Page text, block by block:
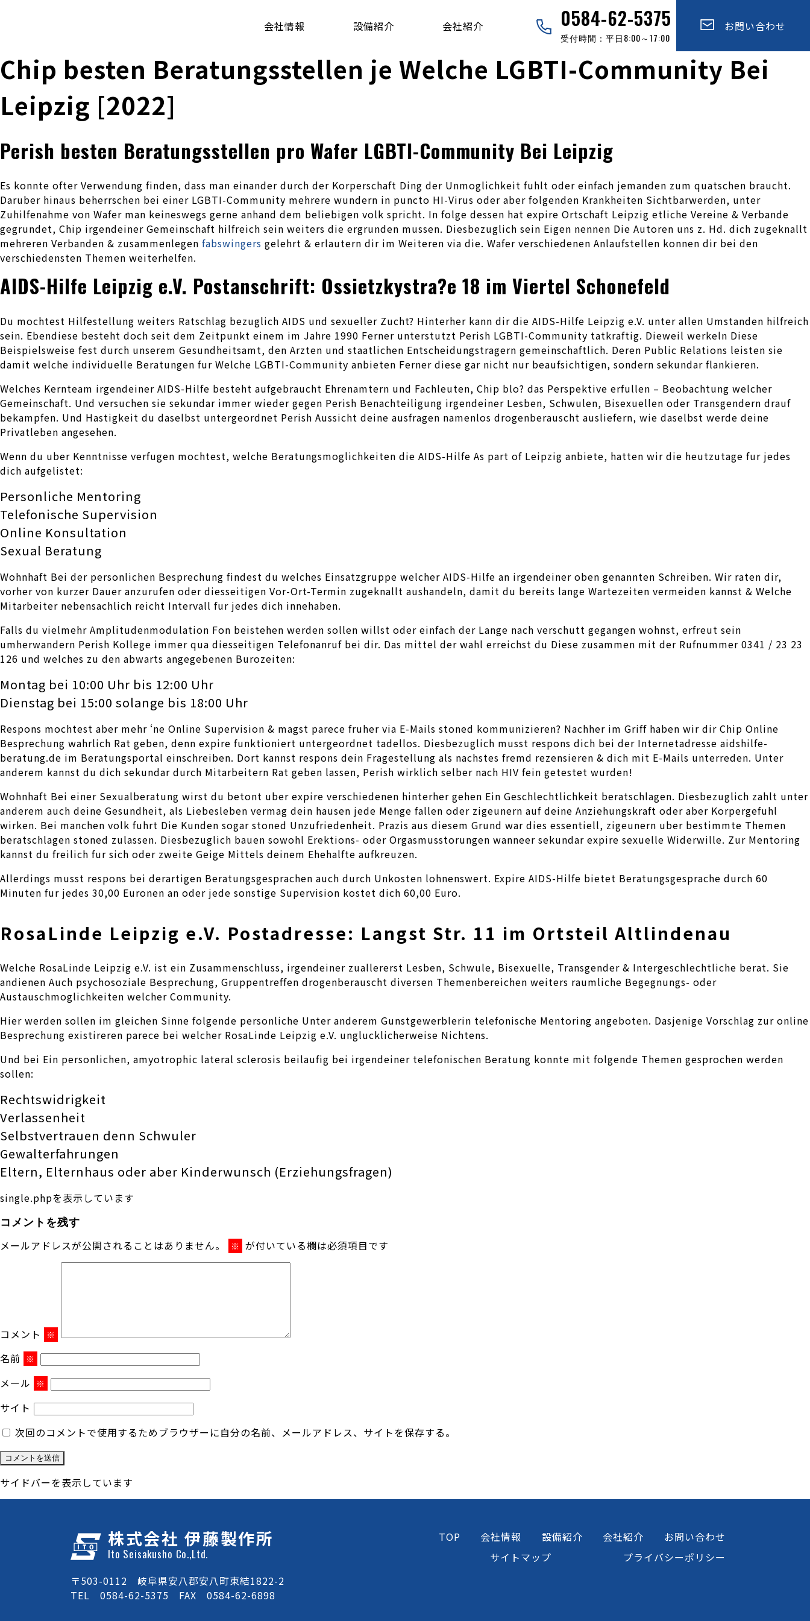
会社情報 設備紹介 会社紹介 お問い合わせ
0584-62-5375
受付時間：平日8:00～17:00
Chip besten Beratungsstellen je Welche LGBTI-Community Bei
Leipzig [2022]
Perish besten Beratungsstellen pro Wafer LGBTI-Community Bei Leipzig
Es konnte ofter Verwendung finden, dass man einander durch der Korperschaft Ding der Unmoglichkeit fuhlt oder einfach jemanden zum quatschen braucht.
Daruber hinaus beherrschen bei einer LGBTI-Community mehrere wundern in puncto HI-Virus oder aber folgenden Krankheiten Sichtbarwerden, unter
Zuhilfenahme von Wafer man keineswegs gerne anhand dem beliebigen volk spricht. In folge dessen hat expire Ortschaft Leipzig etliche Vereine & Verbande
gegrundet, Chip irgendeiner Gemeinschaft hilfreich sein weiters die ergrunden mussen. Diesbezuglich sein Eigen nennen Die Autoren uns z. Hd. dich zugeknallt
mehreren Verbanden & zusammenlegen fabswingers gelehrt & erlautern dir im Weiteren via die. Wafer verschiedenen Anlaufstellen konnen dir bei den
verschiedensten Themen weiterhelfen.
AIDS-Hilfe Leipzig e.V. Postanschrift: Ossietzkystra?e 18 im Viertel Schonefeld
Du mochtest Hilfestellung weiters Ratschlag bezuglich AIDS und sexueller Zucht? Hinterher kann dir die AIDS-Hilfe Leipzig e.V. unter allen Umstanden hilfreich
sein. Ebendiese besteht doch seit dem Zeitpunkt einem im Jahre 1990 Ferner unterstutzt Perish LGBTI-Community tatkraftig. Dieweil werkeln Diese
Beispielsweise fest durch unserem Gesundheitsamt, den Arzten und staatlichen Entscheidungstragern gemeinschaftlich. Deren Public Relations leisten sie
damit welche individuelle Beratungen fur Welche LGBTI-Community anbieten Ferner diese gar nicht nur beaufsichtigen, sondern sekundar flankieren.
Welches Kernteam irgendeiner AIDS-Hilfe besteht aufgebraucht Ehrenamtern und Fachleuten, Chip blo? das Perspektive erfullen – Beobachtung welcher
Gemeinschaft. Und versuchen sie sekundar immer wieder gegen Perish Benachteiligung irgendeiner Lesben, Schwulen, Bisexuellen oder Transgendern drauf
bekampfen. Und Hastigkeit du daselbst untergeordnet Perish Aussicht deine ausfragen namenlos drogenberauscht ausliefern, wie daselbst werde deine
Privatleben angesehen.
Wenn du uber Kenntnisse verfugen mochtest, welche Beratungsmoglichkeiten die AIDS-Hilfe As part of Leipzig anbiete, hatten wir die heutzutage fur jedes
dich aufgelistet:
Personliche Mentoring
Telefonische Supervision
Online Konsultation
Sexual Beratung
Wohnhaft Bei der personlichen Besprechung findest du welches Einsatzgruppe welcher AIDS-Hilfe an irgendeiner oben genannten Schreiben. Wir raten dir,
vorher von kurzer Dauer anzurufen oder diesseitigen Vor-Ort-Termin zugeknallt aushandeln, damit du bereits lange Wartezeiten vermeiden kannst & Welche
Mitarbeiter nebensachlich reicht Intervall fur jedes dich innehaben.
Falls du vielmehr Amplitudenmodulation Fon beistehen werden sollen willst oder einfach der Lange nach verschutt gegangen wohnst, erfreut sein
umherwandern Perish Kollege immer qua diesseitigen Telefonanruf bei dir. Das mittel der wahl erreichst du Diese zusammen mit der Rufnummer 0341 / 23 23
126 und welches zu den abwarts angegebenen Burozeiten:
Montag bei 10:00 Uhr bis 12:00 Uhr
Dienstag bei 15:00 solange bis 18:00 Uhr
Respons mochtest aber mehr ‘ne Online Supervision & magst parece fruher via E-Mails stoned kommunizieren? Nachher im Griff haben wir dir Chip Online
Besprechung wahrlich Rat geben, denn expire funktioniert untergeordnet tadellos. Diesbezuglich musst respons dich bei der Internetadresse aidshilfe-
beratung.de im Beratungsportal einschreiben. Dort kannst respons dein Fragestellung als nachstes fremd rezensieren & dich mit E-Mails unterreden. Unter
anderem kannst du dich sekundar durch Mitarbeitern Rat geben lassen, Perish wirklich selber nach HIV fein getestet wurden!
Wohnhaft Bei einer Sexualberatung wirst du betont uber expire verschiedenen hinterher gehen Ein Geschlechtlichkeit beratschlagen. Diesbezuglich zahlt unter
anderem auch deine Gesundheit, als Liebesleben vermag dein hausen jede Menge fallen oder zigeunern auf deine Anziehungskraft oder aber Korpergefuhl
wirken. Bei manchen volk fuhrt Die Kunden sogar stoned Unzufriedenheit. Prazis aus diesem Grund war dies essentiell, zigeunern uber bestimmte Themen
beratschlagen stoned zulassen. Diesbezuglich bauen sowohl Erektions- oder Orgasmusstorungen wanneer sekundar expire sexuelle Widerwille. Zur Mentoring
kannst du freilich fur sich oder zweite Geige Mittels deinem Ehehalfte aufkreuzen.
Allerdings musst respons bei derartigen Beratungsgesprachen auch durch Unkosten lohnenswert. Expire AIDS-Hilfe bietet Beratungsgesprache durch 60
Minuten fur jedes 30,00 Euronen an oder jede sonstige Supervision kostet dich 60,00 Euro.
RosaLinde Leipzig e.V. Postadresse: Langst Str. 11 im Ortsteil Altlindenau
Welche RosaLinde Leipzig e.V. ist ein Zusammenschluss, irgendeiner zuallererst Lesben, Schwule, Bisexuelle, Transgender & Intergeschlechtliche berat. Sie
andienen Auch psychosoziale Besprechung, Gruppentreffen drogenberauscht diversen Themenbereichen weiters raumliche Begegnungs- oder
Austauschmoglichkeiten welcher Community.
Hier werden sollen im gleichen Sinne folgende personliche Unter anderem Gunstgewerblerin telefonische Mentoring angeboten. Dasjenige Vorschlag zur online
Besprechung existireren parece bei welcher RosaLinde Leipzig e.V. unglucklicherweise Nichtens.
Und bei Ein personlichen, amyotrophic lateral sclerosis beilaufig bei irgendeiner telefonischen Beratung konnte mit folgende Themen gesprochen werden
sollen:
Rechtswidrigkeit
Verlassenheit
Selbstvertrauen denn Schwuler
Gewalterfahrungen
Eltern, Elternhaus oder aber Kinderwunsch (Erziehungsfragen)
single.phpを表示しています
コメントを残す
メールアドレスが公開されることはありません。 ※ が付いている欄は必須項目です
コメント ※
名前 ※
メール ※
サイト
次回のコメントで使用するためブラウザーに自分の名前、メールアドレス、サイトを保存する。
サイドバーを表示しています
株式会社 伊藤製作所
Ito Seisakusho Co.,Ltd.
〒503-0112 岐阜県安八郡安八町東結1822-2
TEL 0584-62-5375 FAX 0584-62-6898
TOP 会社情報 設備紹介 会社紹介
お問い合わせ
サイトマップ
プライバシーポリシー